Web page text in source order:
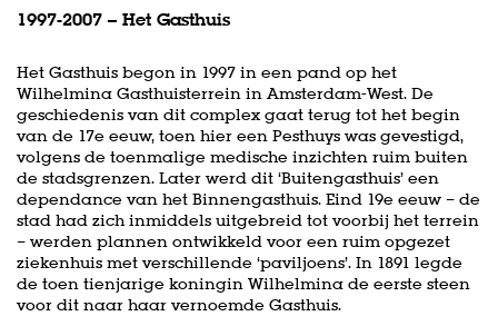
1997-2007 – Het Gasthuis
Het Gasthuis begon in 1997 in een pand op het
Wilhelmina Gasthuisterrein in Amsterdam-West. De
geschiedenis van dit complex gaat terug tot het begin
van de 17e eeuw, toen hier een Pesthuys was gevestigd,
volgens de toenmalige medische inzichten ruim buiten
de stadsgrenzen. Later werd dit ‘Buitengasthuis’ een
dependance van het Binnengasthuis. Eind 19e eeuw – de
stad had zich inmiddels uitgebreid tot voorbij het terrein
– werden plannen ontwikkeld voor een ruim opgezet
ziekenhuis met verschillende ‘paviljoens’. In 1891 legde
de toen tienjarige koningin Wilhelmina de eerste steen
voor dit naar haar vernoemde Gasthuis.